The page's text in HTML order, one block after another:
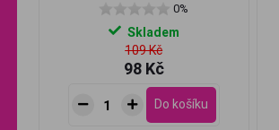
0%
Skladem
109 Kč
98 Kč
Do košíku